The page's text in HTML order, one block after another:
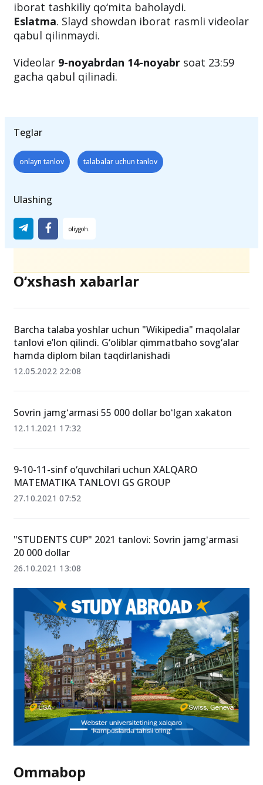
Tanlovni shu soha bo‘yicha mutaxassislardan
Eslatma . Slayd showdan iborat rasmli videolar
qabul qilinmaydi.
Teglar
onlayn tanlov
Ulashing
O‘xshash xabarlar
Barcha talaba yoshlar uchun "Wikipedia" maqolalar
hamda diplom bilan taqdirlanishadi
12.05.2022 22:08
Sovrin jamgʻarmasi 55 000 dollar boʻlgan xakaton
12.11.2021 17:32
MATEMATIKA TANLOVI GS GROUP
27.10.2021 07:52
26.10.2021 13:08